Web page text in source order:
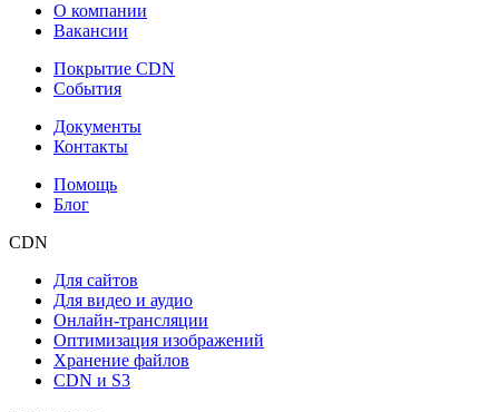
О компании
Вакансии
Покрытие CDN
События
Документы
Контакты
Помощь
Блог
CDN
Для сайтов
Для видео и аудио
Онлайн-трансляции
Оптимизация изображений
Хранение файлов
CDN и S3